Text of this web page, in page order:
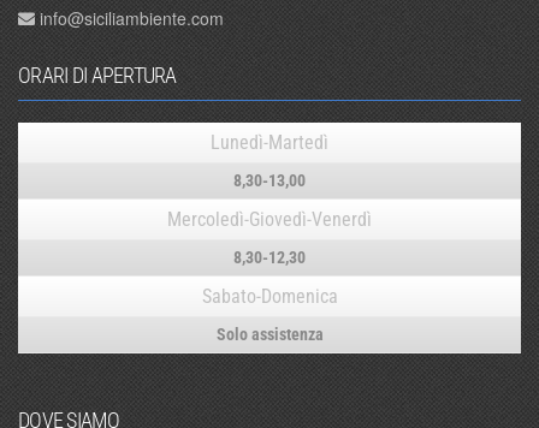
info@siciliambiente.com
ORARI DI APERTURA
Lunedì-Martedì
8,30-13,00
Mercoledì-Giovedì-Venerdì
8,30-12,30
Sabato-Domenica
Solo assistenza
DOVE SIAMO